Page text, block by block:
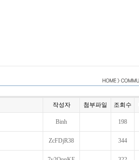
작성자 첨부파일 조회수
Binh 198
ZcFDjR38 344